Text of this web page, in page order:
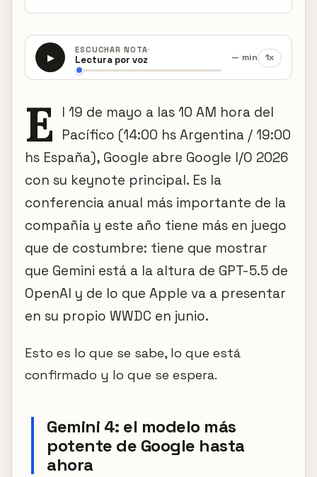
▶
ESCUCHAR NOTA·
Lectura por voz
— min 1x
E l 19 de mayo a las 10 AM hora del
Pacífico (14:00 hs Argentina / 19:00
hs España), Google abre Google I/O 2026
con su keynote principal. Es la
conferencia anual más importante de la
compañía y este año tiene más en juego
que de costumbre: tiene que mostrar
que Gemini está a la altura de GPT-5.5 de
OpenAI y de lo que Apple va a presentar
en su propio WWDC en junio.
Esto es lo que se sabe, lo que está
confirmado y lo que se espera.
Gemini 4: el modelo más
potente de Google hasta
ahora